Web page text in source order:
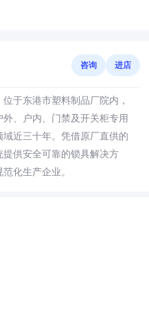
咨询 进店
于东港市塑料制品厂院内，
、户内、门禁及开关柜专用
近三十年。凭借原厂直供的
供安全可靠的锁具解决方
化生产企业。